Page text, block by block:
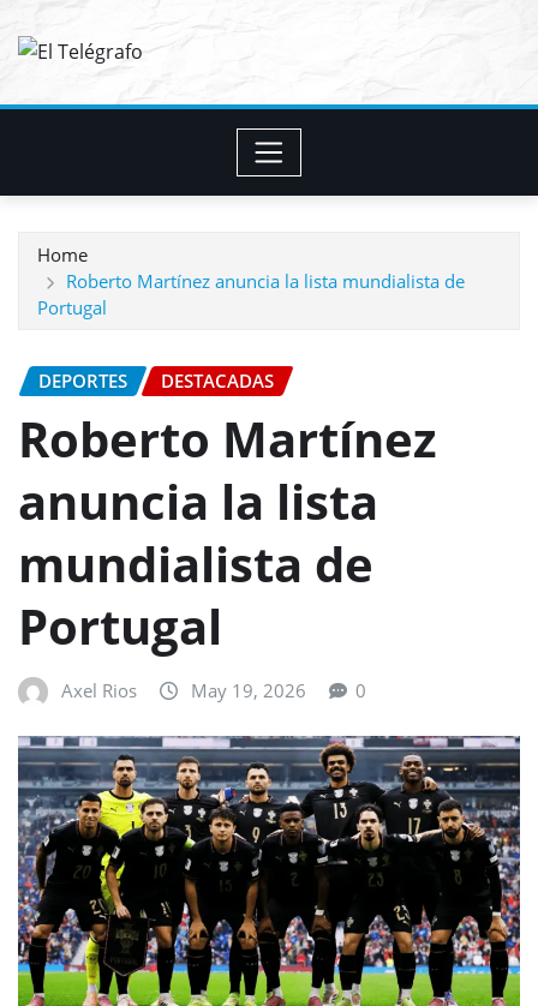
Home
Roberto Martínez anuncia la lista mundialista de
Portugal
DEPORTES DESTACADAS
Roberto Martínez
anuncia la lista
mundialista de
Portugal
Axel Rios May 19, 2026 0